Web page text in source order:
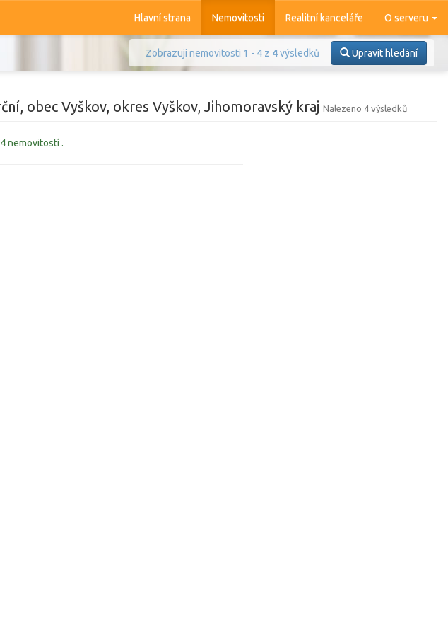
Hlavní strana Nemovitosti Realitní kanceláře O serveru
Zobrazuji nemovitosti 1 - 4 z 4výsledků Upravit hledání
obec Vyškov, okres Vyškov, Jihomoravský kraj Nalezeno 4 výsledků
nemovitostí .